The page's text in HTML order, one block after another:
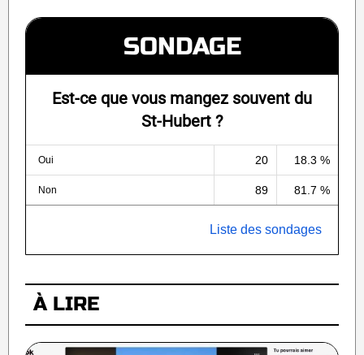
SONDAGE
Est-ce que vous mangez souvent du
St-Hubert ?
Oui 20 18.3 %
Non 89 81.7 %
Liste des sondages
À LIRE